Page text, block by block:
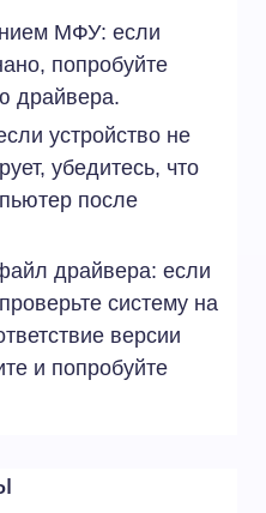
МФУ: если
попробуйте
драйвера.
устройство не
убедитесь, что
после
драйвера: если
систему на
версии
и попробуйте